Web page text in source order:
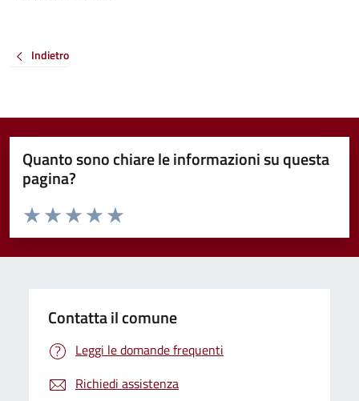
Indietro
Quanto sono chiare le informazioni su questa
pagina?
Valuta da 1 a 5 stelle la pagina
Valuta 5 stelle su 5
Valuta 4 stelle su 5
Valuta 3 stelle su 5
Valuta 2 stelle su 5
Valuta 1 stelle su 5
Contatta il comune
Leggi le domande frequenti
Richiedi assistenza